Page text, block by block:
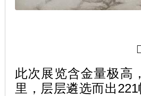
此次展览含金量极高
里，层层遴选而出